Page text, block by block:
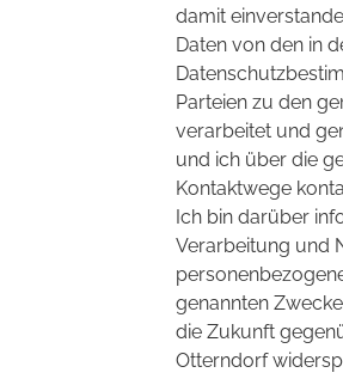
damit
Daten von den in
Parteien zu den
verarbeitet und
und ich über die
Kontaktwege
Ich bin darüber
Verarbeitung und
genannten
die Zukunft
Otterndorf